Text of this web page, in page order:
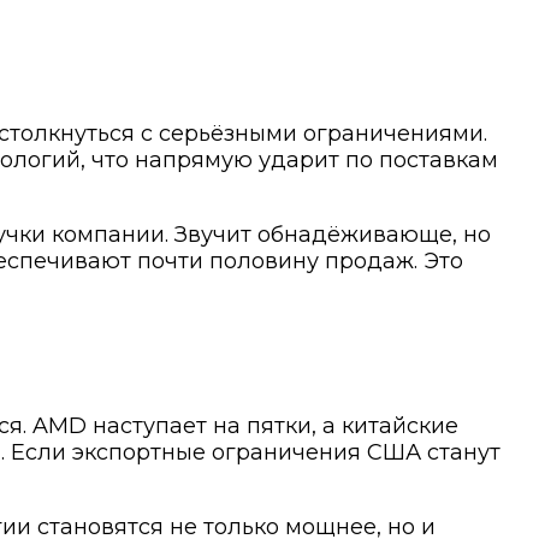
с серьёзными ограничениями.
что напрямую ударит по поставкам
компании. Звучит обнадёживающе, но
почти половину продаж. Это
AMD наступает на пятки, а китайские
экспортные ограничения США станут
становятся не только мощнее, но и